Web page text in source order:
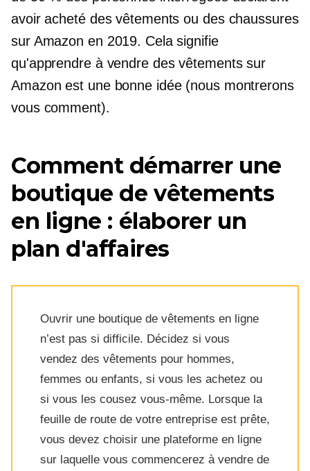
avoir acheté des vêtements ou des chaussures
sur Amazon en 2019. Cela signifie
qu'apprendre à vendre des vêtements sur
Amazon est une bonne idée (nous montrerons
vous comment).
Comment démarrer une
boutique de vêtements
en ligne : élaborer un
plan d'affaires
Ouvrir une boutique de vêtements en ligne
n’est pas si difficile. Décidez si vous
vendez des vêtements pour hommes,
femmes ou enfants, si vous les achetez ou
si vous les cousez vous-même. Lorsque la
feuille de route de votre entreprise est prête,
vous devez choisir une plateforme en ligne
sur laquelle vous commencerez à vendre de